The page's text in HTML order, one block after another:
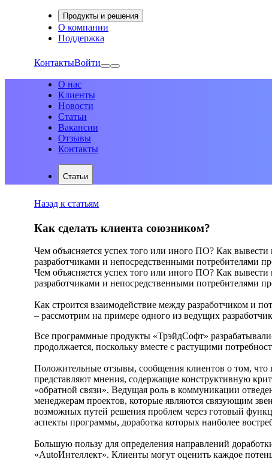
Продукты и решения
О компании
Поддержка
КонтактыВойти
О нас
Клиенты
Новости
Статьи
Вакансии
Отзывы
Контакты
Статьи
Назад к статьям
Как сделать клиента союзником?
Чем объясняется успех того или иного ПО? Как
разработчиками и непосредственными потребителями
Чем объясняется успех того или иного ПО? Как
разработчиками и непосредственными потребителями
Как строится взаимодействие между разработчиком и
– рассмотрим на примере одного из ведущих
Все программные продукты «ТрэйдСофт»
продолжается, поскольку вместе с растущими
Положительные отзывы, сообщения клиентов о том,
представляют мнения, содержащие конструктивную
«обратной связи». Ведущая роль в коммуникации
менеджерам проектов, которые являются связующим
возможных путей решения проблем через готовый
аспекты программы, доработка которых наиболее
Большую пользу для определения направлений
«AutoИнтеллект». Клиенты могут оценить каждое